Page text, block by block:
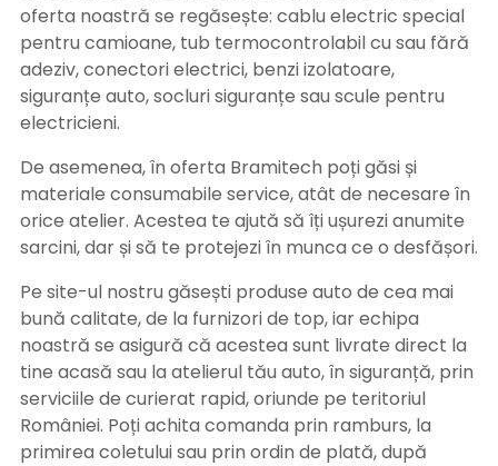
oferta noastră se regăsește: cablu electric special
pentru camioane, tub termocontrolabil cu sau fără
adeziv, conectori electrici, benzi izolatoare,
siguranțe auto, socluri siguranțe sau scule pentru
electricieni.
De asemenea, în oferta Bramitech poți găsi și
materiale consumabile service, atât de necesare în
orice atelier. Acestea te ajută să îți ușurezi anumite
sarcini, dar și să te protejezi în munca ce o desfășori.
Pe site-ul nostru găsești produse auto de cea mai
bună calitate, de la furnizori de top, iar echipa
noastră se asigură că acestea sunt livrate direct la
tine acasă sau la atelierul tău auto, în siguranță, prin
serviciile de curierat rapid, oriunde pe teritoriul
României. Poți achita comanda prin ramburs, la
primirea coletului sau prin ordin de plată, după